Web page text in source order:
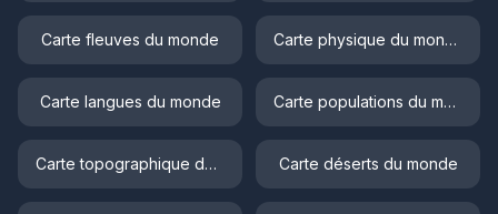
Carte fleuves du monde Carte physique du monde
Carte langues du monde Carte populations du monde
Carte topographique du monde Carte déserts du monde